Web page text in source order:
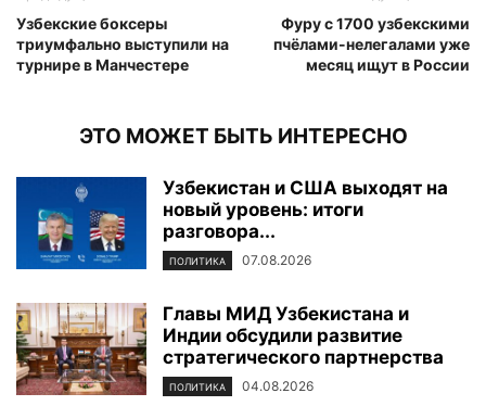
Узбекские боксеры
триумфально выступили на
турнире в Манчестере
Фуру с 1700 узбекскими
пчёлами-нелегалами уже
месяц ищут в России
ЭТО МОЖЕТ БЫТЬ ИНТЕРЕСНО
Узбекистан и США выходят на
новый уровень: итоги
разговора...
ПОЛИТИКА 07.08.2026
Главы МИД Узбекистана и
Индии обсудили развитие
стратегического партнерства
ПОЛИТИКА 04.08.2026